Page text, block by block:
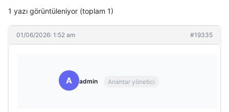
1 yazı görüntüleniyor (toplam 1)
01/06/2026: 1:52 am #19335
A admin Anahtar yönetici